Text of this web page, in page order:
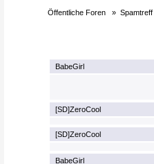
Öffentliche Foren »Spamtreff
BabeGirl
[SD]ZeroCool
[SD]ZeroCool
BabeGirl